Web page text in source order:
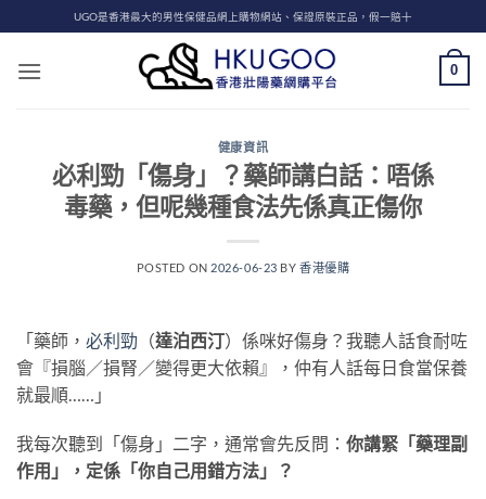
to
content
UGO是香港最大的男性保健品網上購物網站、保證原裝正品，假一賠十
0
健康資訊
必利勁「傷身」？藥師講白話：唔係
毒藥，但呢幾種食法先係真正傷你
POSTED ON 2026-06-23 BY香港優購
「藥師， 必利勁 （達泊西汀）係咪好傷身？我聽人話食耐咗
會『損腦／損腎／變得更大依賴』，仲有人話每日食當保養
就最順……」
我每次聽到「傷身」二字，通常會先反問： 你講緊「藥理副
作用」，定係「你自己用錯方法」？